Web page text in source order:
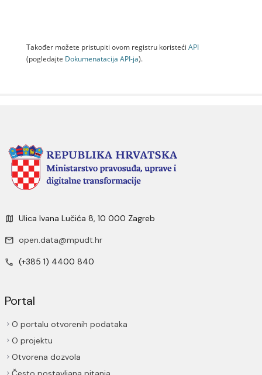
Također možete pristupiti ovom registru koristeći API
(pogledajte Dokumenаtаcijа API-jа).